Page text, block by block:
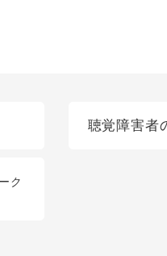
聴覚障害者
ク